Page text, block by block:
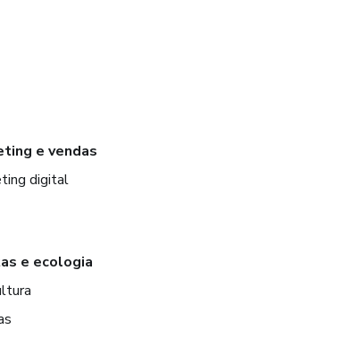
e vendas
digital
e ecologia